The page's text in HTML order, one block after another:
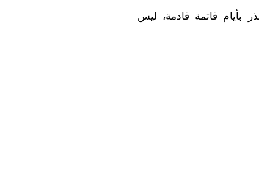
بأيام قاتمة قادمة، ليس